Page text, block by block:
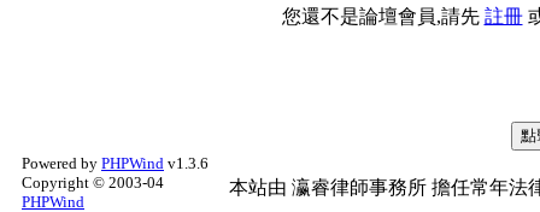
您還不是論壇會員,請先 註冊
Powered by PHPWind v1.3.6
Copyright © 2003-04
PHPWind
本站由 瀛睿律師事務所 擔任常年法